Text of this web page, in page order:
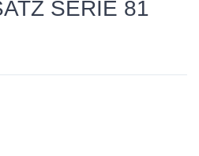
SERIE 81